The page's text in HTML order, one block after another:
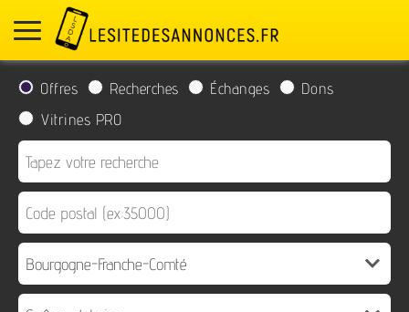
Offres Recherches Échanges
Dons
Vitrines PRO